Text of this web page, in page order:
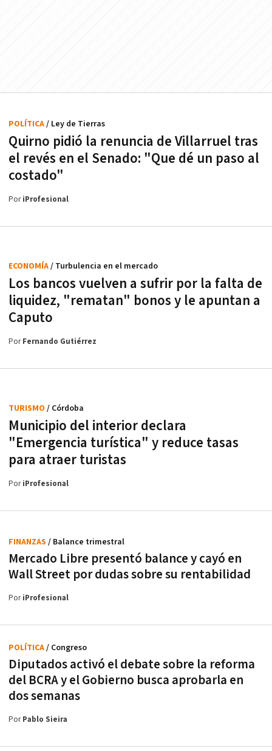
Quirno pidió la renuncia de Villarruel tras
el revés en el Senado: "Que dé un paso al
costado"
POLÍTICA/ Ley de Tierras
PoriProfesional
Los bancos vuelven a sufrir por la falta de
liquidez, "rematan" bonos y le apuntan a
Caputo
ECONOMÍA/ Turbulencia en el mercado
PorFernando Gutiérrez
Municipio del interior declara
"Emergencia turística" y reduce tasas
para atraer turistas
TURISMO / Córdoba
PoriProfesional
Mercado Libre presentó balance y cayó en
Wall Street por dudas sobre su rentabilidad
FINANZAS / Balance trimestral
PoriProfesional
Diputados activó el debate sobre la reforma
del BCRA y el Gobierno busca aprobarla en
dos semanas
POLÍTICA/ Congreso
PorPablo Sieira